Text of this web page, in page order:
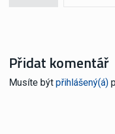
Přidat komentář
Musíte být přihlášený(á)